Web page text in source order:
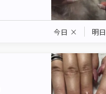
今日 × 明日